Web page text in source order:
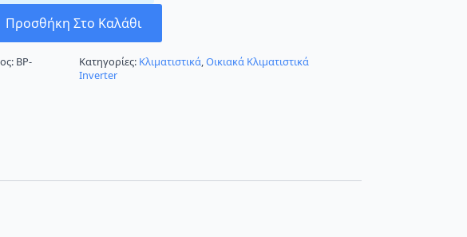
Προσθήκη Στο Καλάθι
BP-
Κατηγορίες: Κλιματιστικά,Οικιακά Κλιματιστικά
Inverter